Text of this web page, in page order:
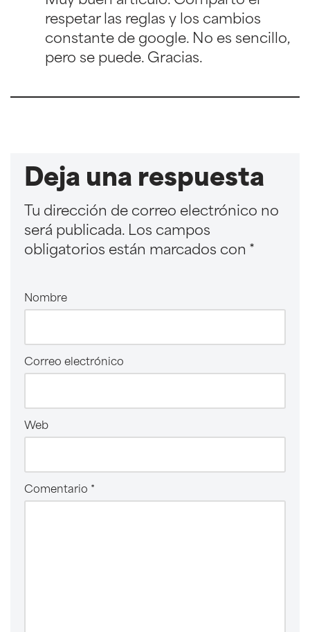
respetar las reglas y los cambios
constante de google. No es sencillo,
pero se puede. Gracias.
Deja una respuesta
Tu dirección de correo electrónico no
será publicada. Los campos
obligatorios están marcados con *
Nombre
Correo electrónico
Web
Comentario *